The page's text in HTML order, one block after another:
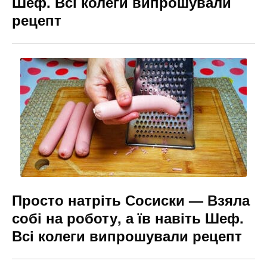
рецепт
Просто натріть Сосиски — Взяла
собі на роботу, а їв навіть Шеф.
Всі колеги випрошували рецепт